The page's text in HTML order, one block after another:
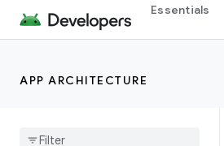
Essentials
APP ARCHITECTURE